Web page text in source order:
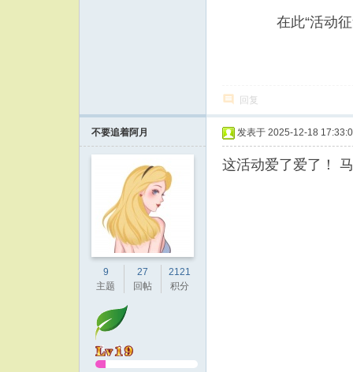
在此“活动
回复
不要追着阿月
9
主题
27
回帖
2121
积分
发表于 2025-12-18
这活动爱了爱了！